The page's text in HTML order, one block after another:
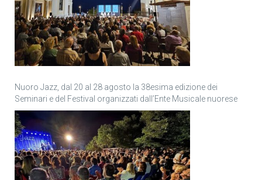
Nuoro Jazz, dal 20 al 28 agosto la 38esima edizione dei
Seminari e del Festival organizzati dall’Ente Musicale nuorese